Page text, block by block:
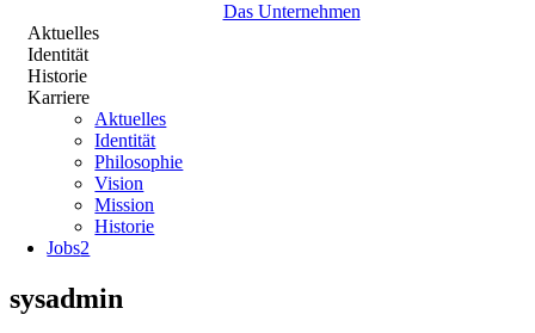
Das Unternehmen
Aktuelles
Identität
Historie
Karriere
Aktuelles
Identität
Philosophie
Vision
Mission
Historie
Jobs2
sysadmin